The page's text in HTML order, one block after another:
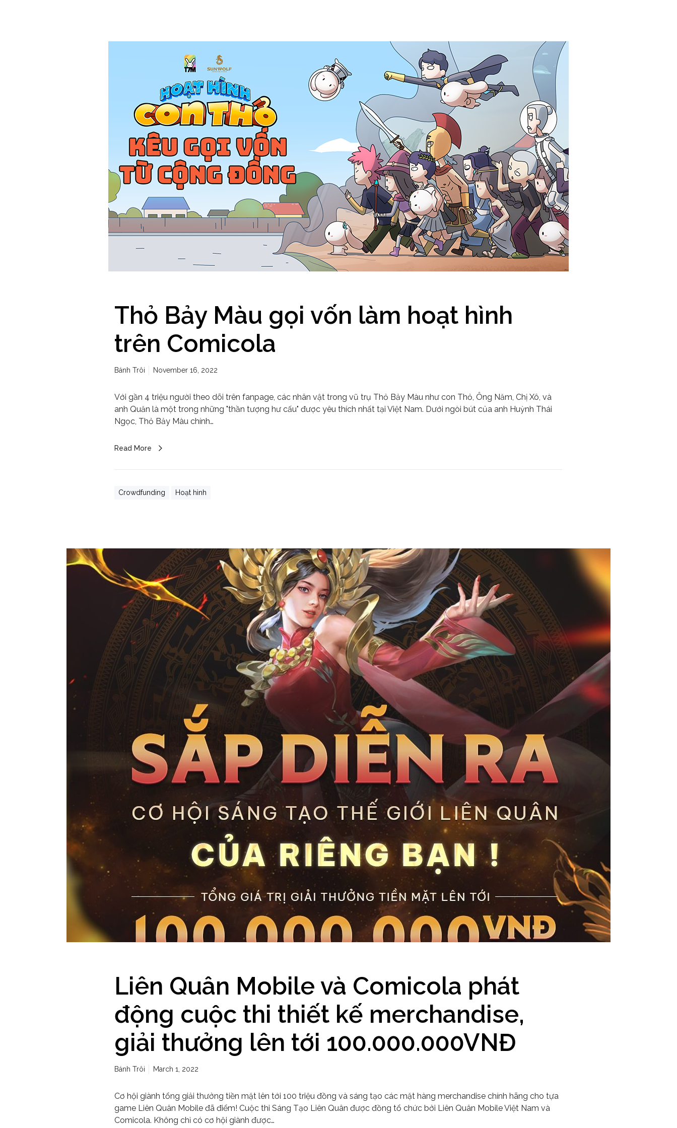
Thỏ Bảy Màu gọi vốn làm hoạt hình
trên Comicola
Bánh Trôi November 16, 2022
Với gần 4 triệu người theo dõi trên fanpage, các nhân vật trong vũ trụ Thỏ Bảy Màu như con Thỏ, Ông Năm, Chị Xô, và
anh Quăn là một trong những "thần tượng hư cấu" được yêu thích nhất tại Việt Nam. Dưới ngòi bút của anh Huỳnh Thái
Ngọc, Thỏ Bảy Màu chính…
Read More
Crowdfunding Hoạt hình
Liên Quân Mobile và Comicola phát
động cuộc thi thiết kế merchandise,
giải thưởng lên tới 100.000.000VNĐ
Bánh Trôi March 1, 2022
Cơ hội giành tổng giải thưởng tiền mặt lên tới 100 triệu đồng và sáng tạo các mặt hàng merchandise chính hãng cho tựa
game Liên Quân Mobile đã điểm! Cuộc thi Sáng Tạo Liên Quân được đồng tổ chức bởi Liên Quân Mobile Việt Nam và
Comicola. Không chỉ có cơ hội giành được…